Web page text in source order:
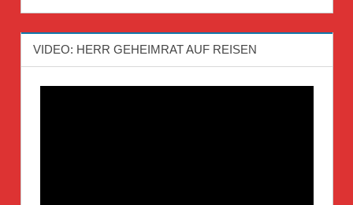
VIDEO: HERR GEHEIMRAT AUF REISEN